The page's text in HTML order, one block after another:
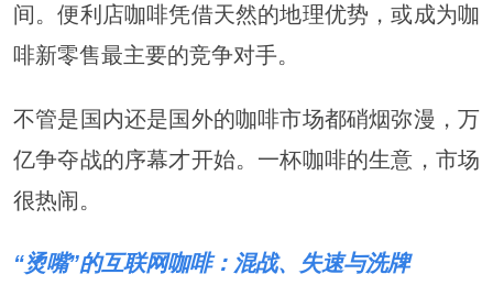
间。便利店咖啡凭借天然的地理优势，或成为咖
啡新零售最主要的竞争对手。
不管是国内还是国外的咖啡市场都硝烟弥漫，万
亿争夺战的序幕才开始。一杯咖啡的生意，市场
很热闹。
“烫嘴”的互联网咖啡：混战、失速与洗牌